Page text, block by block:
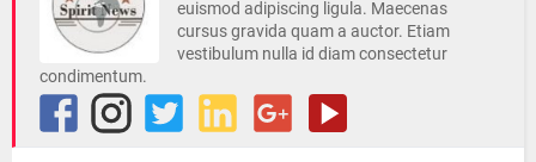
euismod adipiscing ligula. Maecenas
cursus gravida quam a auctor. Etiam
vestibulum nulla id diam consectetur
condimentum.